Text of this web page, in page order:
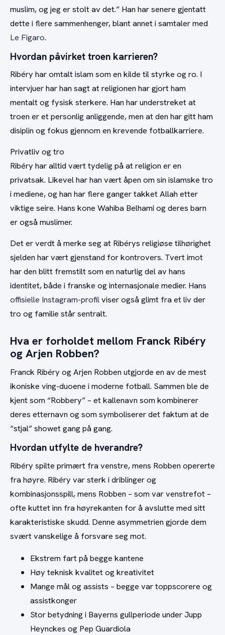
muslim, og jeg er stolt av det.” Han har senere gjentatt
dette i flere sammenhenger, blant annet i samtaler med
Le Figaro.
Hvordan påvirket troen karrieren?
Ribéry har omtalt islam som en kilde til styrke og ro. I
intervjuer har han sagt at religionen har gjort ham
mentalt og fysisk sterkere. Han har understreket at
troen er et personlig anliggende, men at den har gitt ham
disiplin og fokus gjennom en krevende fotballkarriere.
Privatliv og tro
Ribéry har alltid vært tydelig på at religion er en
privatsak. Likevel har han vært åpen om sin islamske tro
i mediene, og han har flere ganger takket Allah etter
viktige seire. Hans kone Wahiba Belhami og deres barn
er også muslimer.
Det er verdt å merke seg at Ribérys religiøse tilhørighet
sjelden har vært gjenstand for kontrovers. Tvert imot
har den blitt fremstilt som en naturlig del av hans
identitet, både i franske og internasjonale medier. Hans
offisielle Instagram-profilviser også glimt fra et liv der
tro og familie står sentralt.
Hva er forholdet mellom Franck Ribéry
og Arjen Robben?
Franck Ribéry og Arjen Robben utgjorde en av de mest
ikoniske ving-duoene i moderne fotball. Sammen ble de
kjent som “Robbery” – et kallenavn som kombinerer
deres etternavn og som symboliserer det faktum at de
“stjal” showet gang på gang.
Hvordan utfylte de hverandre?
Ribéry spilte primært fra venstre, mens Robben opererte
fra høyre. Ribéry var sterk i driblinger og
kombinasjonsspill, mens Robben – som var venstrefot –
ofte kuttet inn fra høyrekanten for å avslutte med sitt
karakteristiske skudd. Denne asymmetrien gjorde dem
svært vanskelige å forsvare seg mot.
Ekstrem fart på begge kantene
Høy teknisk kvalitet og kreativitet
Mange mål og assists – begge var toppscorere og
assistkonger
Stor betydning i Bayerns gullperiode under Jupp
Heynckes og Pep Guardiola